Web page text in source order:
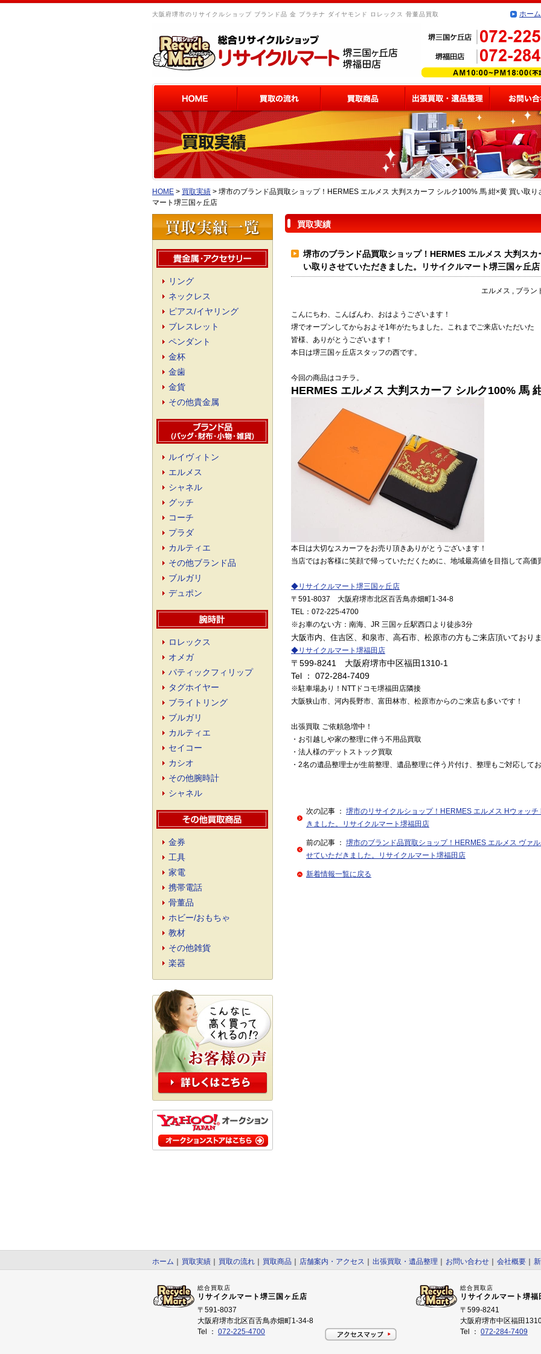
大阪府堺市のリサイクルショップ ブランド品 金 プラチナ ダイヤモンド ロレックス 骨董品買取 ホーム
HOME > 買取実績 > 堺市のブランド品買取ショップ！HERMES エルメス 大判スカーフ シルク100% 馬 紺×黄 買い取
マート堺三国ヶ丘店
買取実績
堺市のブランド品買取ショップ！HERMES エルメス 大判ス
い取りさせていただきました。リサイクルマート堺三国ヶ丘店
エルメス , ブラン
こんにちわ、こんばんわ、おはようございます！
堺でオープンしてからおよそ1年がたちました。これまでご来店いただいた
皆様、ありがとうございます！
本日は堺三国ヶ丘店スタッフの西です。
今回の商品はコチラ。
HERMES エルメス 大判スカーフ シルク100% 馬
本日は大切なスカーフをお売り頂きありがとうございます！
当店ではお客様に笑顔で帰っていただくために、地域最高値を目指して高価
◆リサイクルマート堺三国ヶ丘店
〒591-8037 大阪府堺市北区百舌鳥赤畑町1-34-8
TEL ：072-225-4700
※お車のない方：南海、JR 三国ヶ丘駅西口より徒歩3分
大阪市内、住吉区、和泉市、高石市、松原市の方もご来店頂いておりま
◆リサイクルマート堺福田店
〒599-8241 大阪府堺市中区福田1310-1
Tel ： 072-284-7409
※駐車場あり！NTTドコモ堺福田店隣接
大阪狭山市、河内長野市、富田林市、松原市からのご来店も多いです！
出張買取 ご依頼急増中！
・お引越しや家の整理に伴う不用品買取
・法人様のデットストック買取
・2名の遺品整理士が生前整理、遺品整理に伴う片付け、整理もご対応してお
次の記事 ： 堺市のリサイクルショップ！HERMES エルメス Hウォッ
きました。リサイクルマート堺福田店
前の記事 ： 堺市のブランド品買取ショップ！HERMES エルメス ヴァ
せていただきました。リサイクルマート堺福田店
新着情報一覧に戻る
リング
ネックレス
ピアス/イヤリング
ブレスレット
ペンダント
金杯
金歯
金貨
その他貴金属
ルイヴィトン
エルメス
シャネル
グッチ
コーチ
プラダ
カルティエ
その他ブランド品
ブルガリ
デュポン
ロレックス
オメガ
パティックフィリップ
タグホイヤー
ブライトリング
ブルガリ
カルティエ
セイコー
カシオ
その他腕時計
シャネル
金券
工具
家電
携帯電話
骨董品
ホビー/おもちゃ
教材
その他雑貨
楽器
ホーム 買取実績 買取の流れ 買取商品 店舗案内・アクセス 出張買取・遺品整理 お問い合わせ 会社概要
総合買取店
リサイクルマート堺三国ヶ丘店
〒591-8037
大阪府堺市北区百舌鳥赤畑町1-34-8
Tel ： 072-225-4700
総合買取店
リサイクルマート堺福
〒599-8241
大阪府堺市中区福田
Tel ： 072-284-7409